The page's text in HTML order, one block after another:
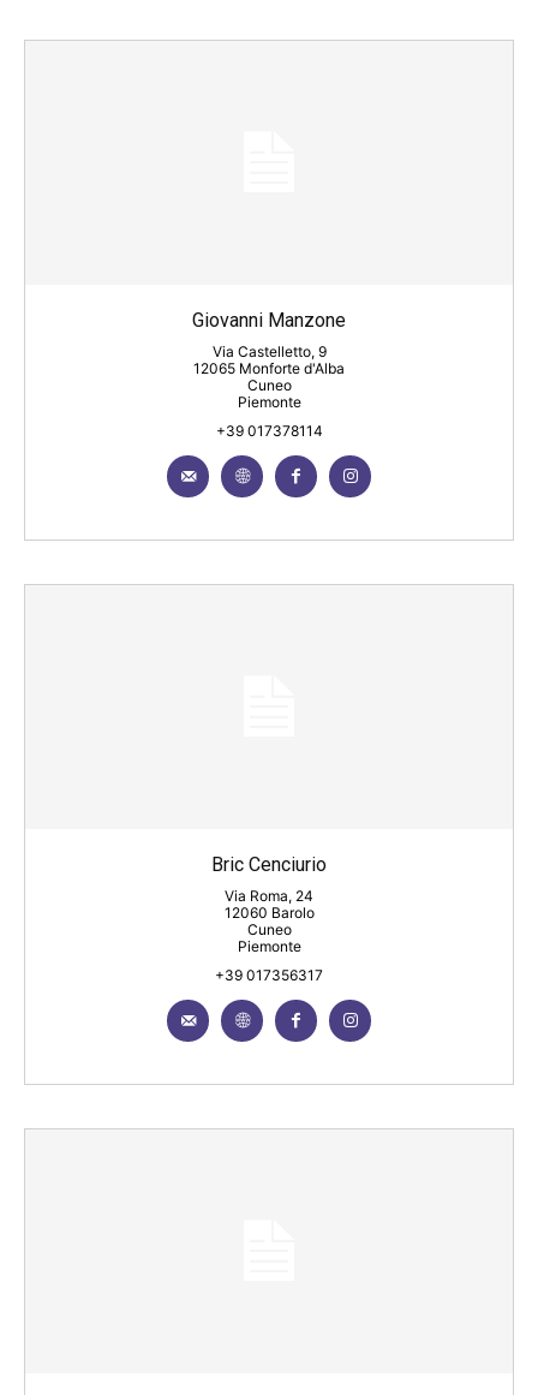
Giovanni Manzone
Via Castelletto, 9
12065 Monforte d'Alba
Cuneo
Piemonte
+39 017378114
Bric Cenciurio
Via Roma, 24
12060 Barolo
Cuneo
Piemonte
+39 017356317